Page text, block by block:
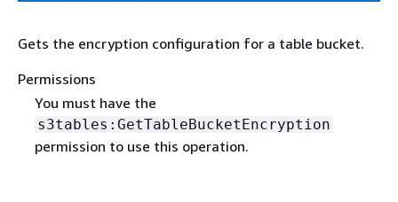
Gets the encryption configuration for a table bucket.
Permissions
You must have the
s3tables:GetTableBucketEncryption
permission to use this operation.